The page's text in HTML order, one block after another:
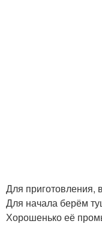
Для приготовления,
Для начала берём
Хорошенько её